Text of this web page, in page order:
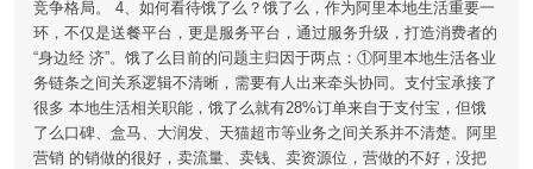
竞争格局。 4、如何看待饿了么？饿了么，作为阿里本地生活重要一
环，不仅是送餐平台，更是服务平台，通过服务升级，打造消费者的
“身边经 济”。饿了么目前的问题主归因于两点：①阿里本地生活各业
务链条之间关系逻辑不清晰，需要有人出来牵头协同。支付宝承接了
很多 本地生活相关职能，饿了么就有28%订单来自于支付宝，但饿
了么口碑、盒马、大润发、天猫超市等业务之间关系并不清楚。阿里
营销 的销做的很好，卖流量、卖钱、卖资源位，营做的不好，没把